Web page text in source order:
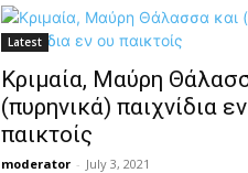
Latest
Κριμαία, Μαύρη
(πυρηνικά) παιχνίδια
παικτοίς
moderator - July 3, 2021